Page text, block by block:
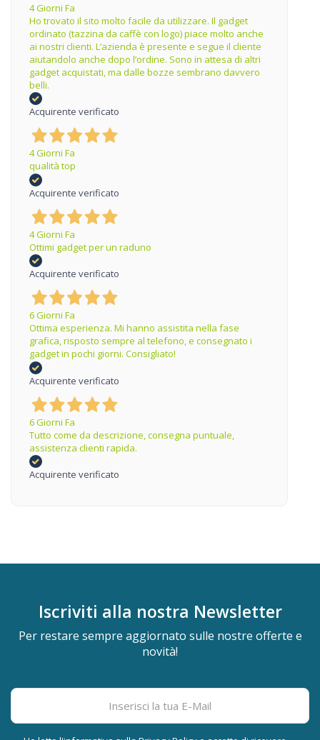
4 Giorni Fa
Ho trovato il sito molto facile da utilizzare. Il gadget
ordinato (tazzina da caffè con logo) piace molto anche
ai nostri clienti. L’azienda è presente e segue il cliente
aiutandolo anche dopo l’ordine. Sono in attesa di altri
gadget acquistati, ma dalle bozze sembrano davvero
belli.
Acquirente verificato
4 Giorni Fa
qualità top
Acquirente verificato
4 Giorni Fa
Ottimi gadget per un raduno
Acquirente verificato
6 Giorni Fa
Ottima esperienza. Mi hanno assistita nella fase
grafica, risposto sempre al telefono, e consegnato i
gadget in pochi giorni. Consigliato!
Acquirente verificato
6 Giorni Fa
Tutto come da descrizione, consegna puntuale,
assistenza clienti rapida.
Acquirente verificato
Iscriviti alla nostra Newsletter
Per restare sempre aggiornato sulle nostre offerte e
novità!